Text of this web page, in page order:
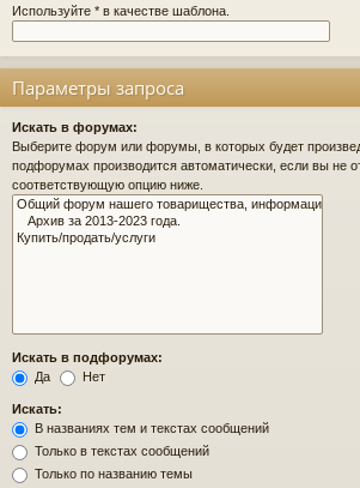
Используйте * в качестве шаблона.
Параметры запроса
Искать в форумах:
Выберите форум или форумы, в которых будет
подфорумах производится автоматически, если вы не
соответствующую опцию ниже.
Искать в подфорумах:
Да
Нет
Искать:
В названиях тем и текстах сообщений
Только в текстах сообщений
Только по названию темы